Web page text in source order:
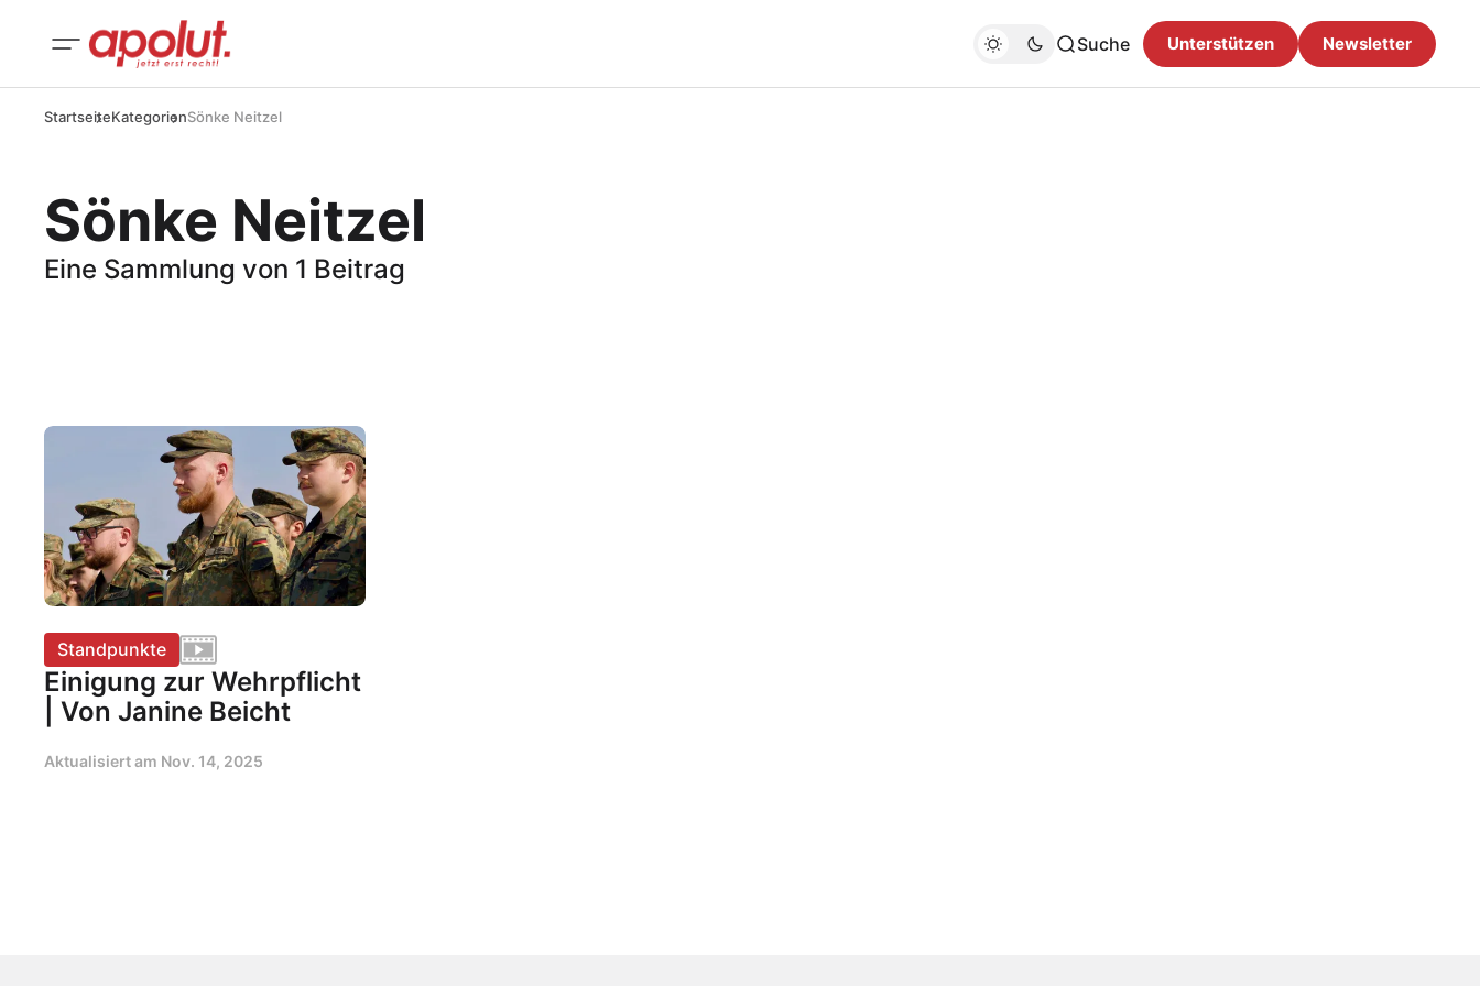
Suche Unterstützen Newsletter
StartseiteKategorienSönke Neitzel
Sönke Neitzel
Eine Sammlung von 1 Beitrag
Standpunkte
Einigung zur Wehrpflicht
| Von Janine Beicht
Aktualisiert am Nov. 14, 2025